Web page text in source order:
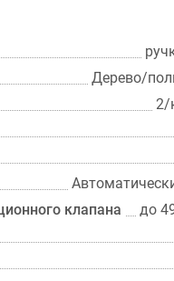
Дерево/
2/
клапана
до